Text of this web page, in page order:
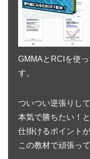
GMMAとRCIを使
す。
ついつい逆張りして
本気で勝ちたい！と
仕掛けるポイント
この教材で頑張っ